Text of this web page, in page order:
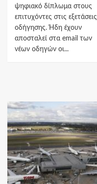
ψηφιακό δίπλωμα στους
επιτυχόντες στις εξετάσεις
οδήγησης. Ήδη έχουν
αποσταλεί στα email των
νέων οδηγών οι...